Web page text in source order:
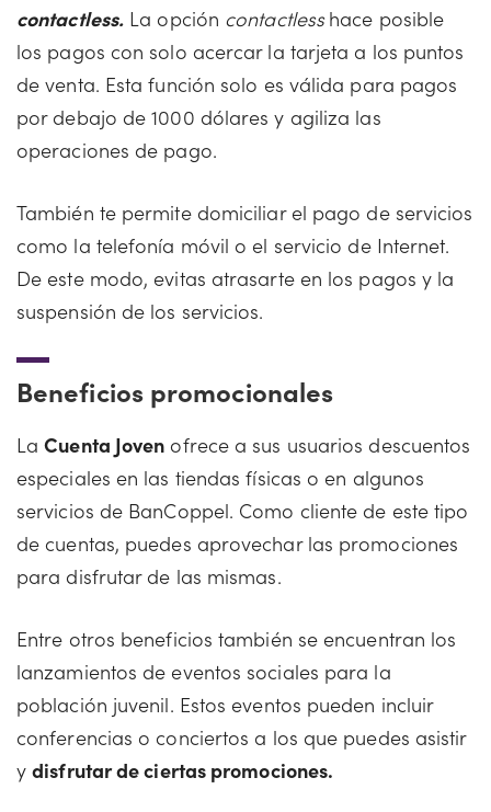
contactless. La opción contactlesshace posible
los pagos con solo acercar la tarjeta a los puntos
de venta. Esta función solo es válida para pagos
por debajo de 1000 dólares y agiliza las
operaciones de pago.
También te permite domiciliar el pago de servicios
como la telefonía móvil o el servicio de Internet.
De este modo, evitas atrasarte en los pagos y la
suspensión de los servicios.
Beneficios promocionales
LaCuenta Joven ofrece a sus usuarios descuentos
especiales en las tiendas físicas o en algunos
servicios de BanCoppel. Como cliente de este tipo
de cuentas, puedes aprovechar las promociones
para disfrutar de las mismas.
Entre otros beneficios también se encuentran los
lanzamientos de eventos sociales para la
población juvenil. Estos eventos pueden incluir
conferencias o conciertos a los que puedes asistir
ydisfrutar de ciertas promociones.